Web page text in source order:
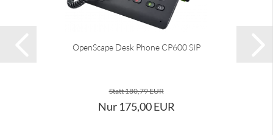
OpenScape Desk Phone CP600 SIP
Statt 180,79 EUR
Nur 175,00 EUR